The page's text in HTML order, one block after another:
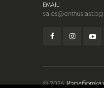
EMAIL:
sales@enthusiast.bg
© 2026 Изработка